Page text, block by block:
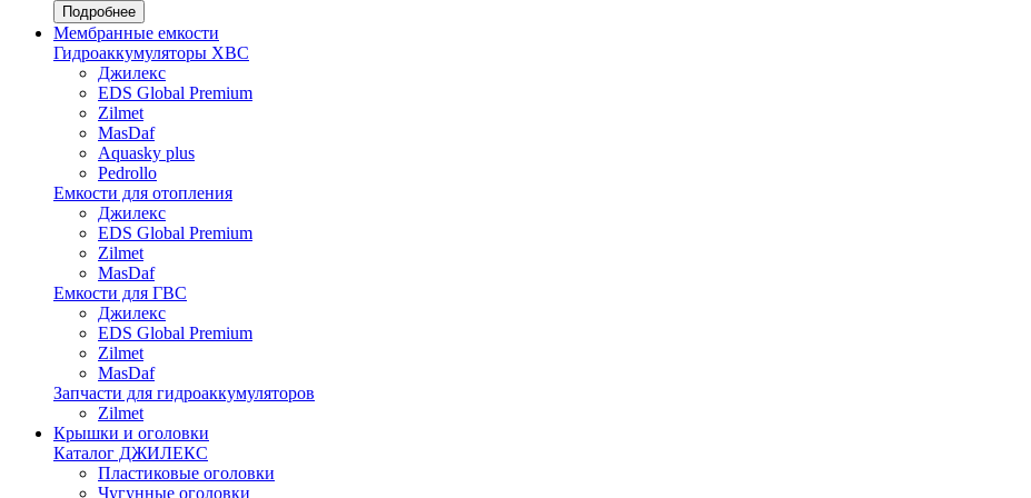
Подробнее
Мембранные емкости
Гидроаккумуляторы ХВС
Джилекс
EDS Global Premium
Zilmet
MasDaf
Aquasky plus
Pedrollo
Емкости для отопления
Джилекс
EDS Global Premium
Zilmet
MasDaf
Емкости для ГВС
Джилекс
EDS Global Premium
Zilmet
MasDaf
Запчасти для гидроаккумуляторов
Zilmet
Крышки и оголовки
Каталог ДЖИЛЕКС
Пластиковые оголовки
Чугунные оголовки